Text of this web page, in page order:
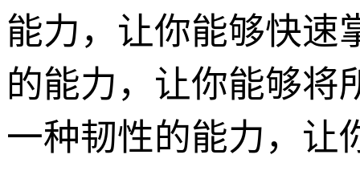
能力，让你能够快速
的能力，让你能够将
一种韧性的能力，让